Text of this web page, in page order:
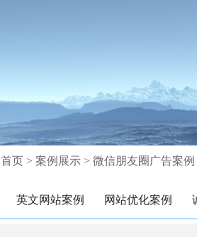
首页 > 案例展示 > 微信朋友圈广告案例
英文网站案例 网站优化案例